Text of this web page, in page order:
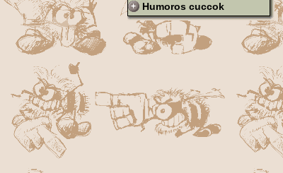
Humoros cuccok